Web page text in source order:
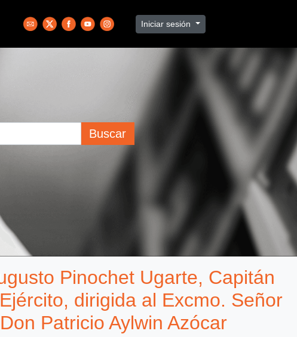
Iniciar sesión
Buscar
Pinochet Ugarte, Capitán
dirigida al Excmo. Señor
Patricio Aylwin Azócar